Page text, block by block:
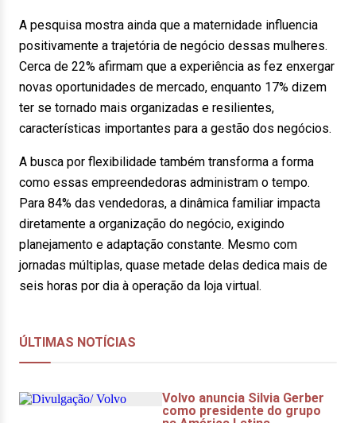
A pesquisa mostra ainda que a maternidade influencia
positivamente a trajetória de negócio dessas mulheres.
Cerca de 22% afirmam que a experiência as fez enxergar
novas oportunidades de mercado, enquanto 17% dizem
ter se tornado mais organizadas e resilientes,
características importantes para a gestão dos negócios.
A busca por flexibilidade também transforma a forma
como essas empreendedoras administram o tempo.
Para 84% das vendedoras, a dinâmica familiar impacta
diretamente a organização do negócio, exigindo
planejamento e adaptação constante. Mesmo com
jornadas múltiplas, quase metade delas dedica mais de
seis horas por dia à operação da loja virtual.